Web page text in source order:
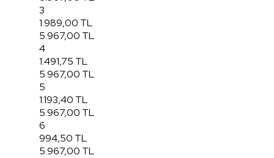
3
1.989,00 TL
5.967,00 TL
4
1.491,75 TL
5.967,00 TL
5
1.193,40 TL
5.967,00 TL
6
994,50 TL
5.967,00 TL